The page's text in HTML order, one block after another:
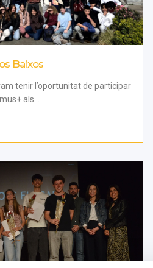
Baixos
tenir l’oportunitat de participar
als...